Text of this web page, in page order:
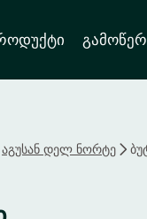
აგუსან დელ ნორტე